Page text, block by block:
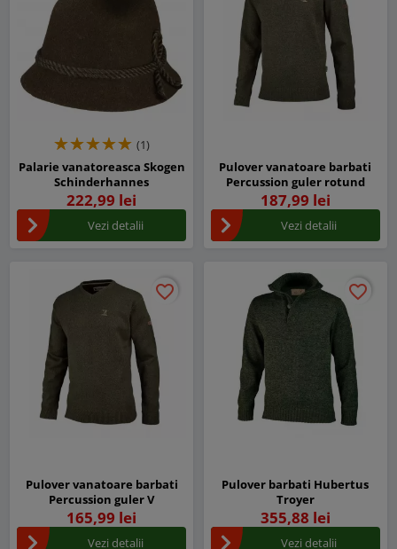
(1)
Palarie vanatoreasca Skogen
Schinderhannes
222,99 lei
Vezi detalii
Pulover vanatoare barbati
Percussion guler rotund
187,99 lei
Vezi detalii
favorite_border
favorite_border
Pulover vanatoare barbati
Percussion guler V
165,99 lei
Vezi detalii
favorite_border
favorite_border
Pulover barbati Hubertus
Troyer
355,88 lei
Vezi detalii